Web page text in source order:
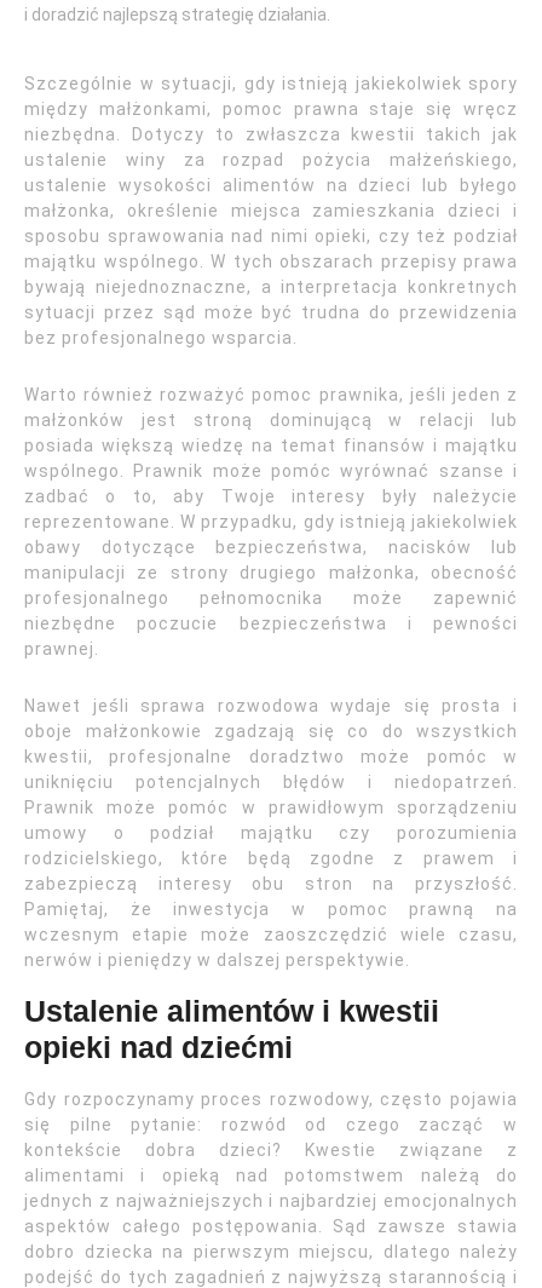
i doradzić najlepszą strategię działania.
Szczególnie w sytuacji, gdy istnieją jakiekolwiek spory
między małżonkami, pomoc prawna staje się wręcz
niezbędna. Dotyczy to zwłaszcza kwestii takich jak
ustalenie winy za rozpad pożycia małżeńskiego,
ustalenie wysokości alimentów na dzieci lub byłego
małżonka, określenie miejsca zamieszkania dzieci i
sposobu sprawowania nad nimi opieki, czy też podział
majątku wspólnego. W tych obszarach przepisy prawa
bywają niejednoznaczne, a interpretacja konkretnych
sytuacji przez sąd może być trudna do przewidzenia
bez profesjonalnego wsparcia.
Warto również rozważyć pomoc prawnika, jeśli jeden z
małżonków jest stroną dominującą w relacji lub
posiada większą wiedzę na temat finansów i majątku
wspólnego. Prawnik może pomóc wyrównać szanse i
zadbać o to, aby Twoje interesy były należycie
reprezentowane. W przypadku, gdy istnieją jakiekolwiek
obawy dotyczące bezpieczeństwa, nacisków lub
manipulacji ze strony drugiego małżonka, obecność
profesjonalnego pełnomocnika może zapewnić
niezbędne poczucie bezpieczeństwa i pewności
prawnej.
Nawet jeśli sprawa rozwodowa wydaje się prosta i
oboje małżonkowie zgadzają się co do wszystkich
kwestii, profesjonalne doradztwo może pomóc w
uniknięciu potencjalnych błędów i niedopatrzeń.
Prawnik może pomóc w prawidłowym sporządzeniu
umowy o podział majątku czy porozumienia
rodzicielskiego, które będą zgodne z prawem i
zabezpieczą interesy obu stron na przyszłość.
Pamiętaj, że inwestycja w pomoc prawną na
wczesnym etapie może zaoszczędzić wiele czasu,
nerwów i pieniędzy w dalszej perspektywie.
Ustalenie alimentów i kwestii
opieki nad dziećmi
Gdy rozpoczynamy proces rozwodowy, często pojawia
się pilne pytanie: rozwód od czego zacząć w
kontekście dobra dzieci? Kwestie związane z
alimentami i opieką nad potomstwem należą do
jednych z najważniejszych i najbardziej emocjonalnych
aspektów całego postępowania. Sąd zawsze stawia
dobro dziecka na pierwszym miejscu, dlatego należy
podejść do tych zagadnień z najwyższą starannością i